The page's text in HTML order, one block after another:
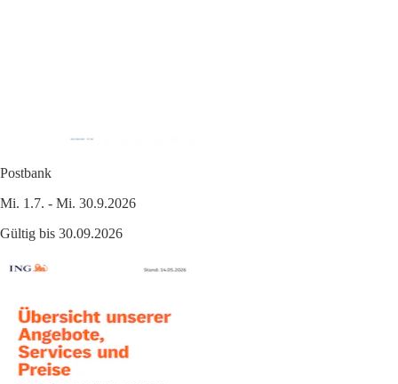
Postbank
Mi. 1.7. - Mi. 30.9.2026
Gültig bis 30.09.2026